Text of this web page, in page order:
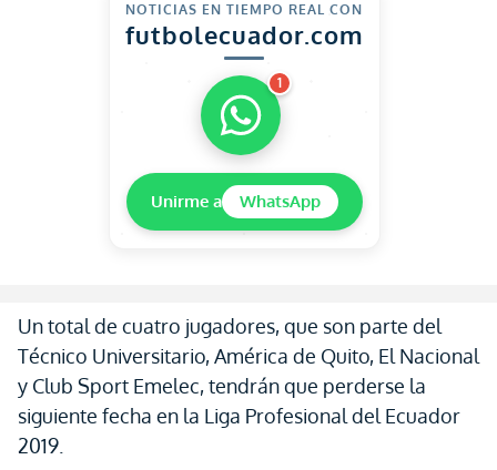
NOTICIAS EN TIEMPO REAL CON
futbolecuador.com
1
Unirme a WhatsApp
Un total de cuatro jugadores, que son parte del
Técnico Universitario, América de Quito, El Nacional
y Club Sport Emelec, tendrán que perderse la
siguiente fecha en la Liga Profesional del Ecuador
2019.